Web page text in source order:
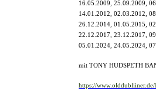
16.05.2009, 25.09.2009,
14.01.2012, 02.03.2012,
26.12.2014, 01.05.2015,
22.12.2017, 23.12.2017,
05.01.2024, 24.05.2024,
mit TONY HUDSPETH
https://